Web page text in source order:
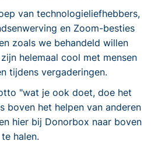
van technologieliefhebbers,
en Zoom-besties
zoals we behandeld willen
helemaal cool met mensen
tijdens vergaderingen.
"wat je ook doet, doe het
boven het helpen van anderen
hier bij Donorbox naar boven
te halen.